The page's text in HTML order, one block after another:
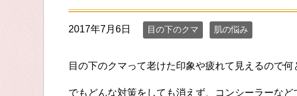
2017年7月6日 目の下のクマ 肌の悩み
目の下のクマって老けた印象や疲れて見えるので何
でもどんな対策をしても消えず、コンシーラーなど